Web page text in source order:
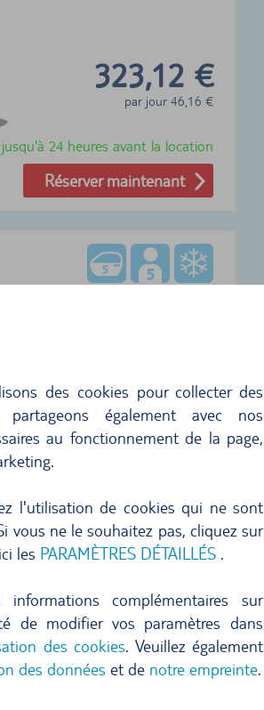
des cookies pour collecter des
également avec nos
au fonctionnement de la page,
l'utilisation de cookies qui ne sont
vous ne le souhaitez pas, cliquez sur
les PARAMÈTRES DÉTAILLÉS .
complémentaires sur
de modifier vos paramètres dans
des cookies. Veuillez également
des données et de notre empreinte.
323,12 €
par jour 46,16 €
24 heures avant la location
Réserver maintenant
331,24 €
par jour47,32 €
24 heures avant la location
LE SITE